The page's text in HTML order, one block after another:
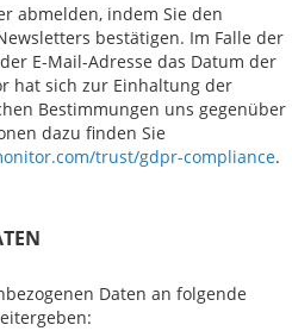
abmelden, indem Sie den
bestätigen. Im Falle der
E-Mail-Adresse das Datum der
hat sich zur Einhaltung der
Bestimmungen uns gegenüber
dazu finden Sie
trust/gdpr-compliance.
Daten an folgende